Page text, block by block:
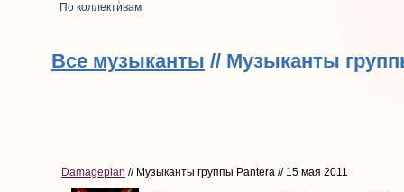
По коллективам
Все музыканты // Музыканты
Damageplan // Музыканты группы Pantera // 15 мая 2011